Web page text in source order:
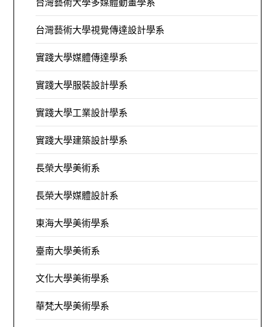
台灣藝術大學視覺傳達設計學系
實踐大學媒體傳達學系
實踐大學服裝設計學系
實踐大學工業設計學系
實踐大學建築設計學系
長榮大學美術系
長榮大學媒體設計系
東海大學美術學系
臺南大學美術系
文化大學美術學系
華梵大學美術學系